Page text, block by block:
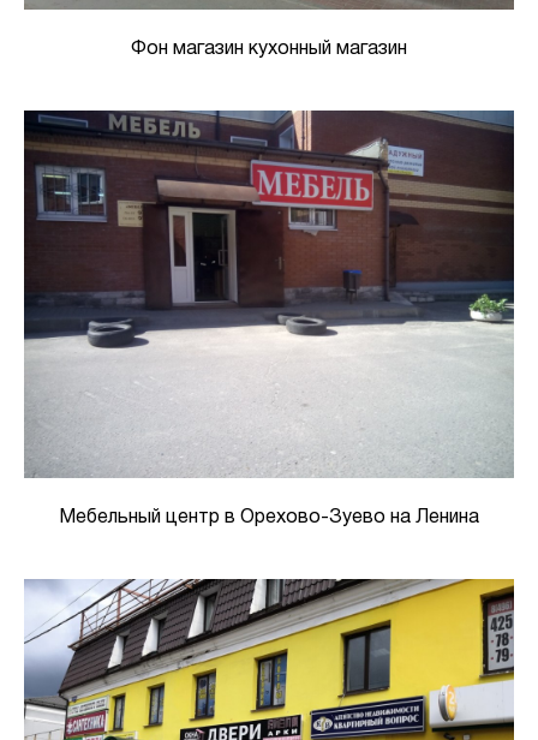
Фон магазин кухонный магазин
Мебельный центр в Орехово-Зуево на Ленина